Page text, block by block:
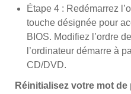
Étape 4 : Redémarrez
touche désignée pour
BIOS. Modifiez l’ordre
l’ordinateur démarre à
CD/DVD.
Réinitialisez votre mot